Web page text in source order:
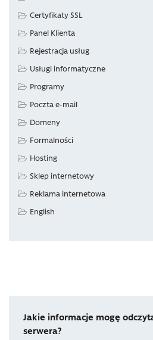
Certyfikaty SSL
Panel Klienta
Rejestracja usług
Usługi informatyczne
Programy
Poczta e-mail
Domeny
Formalności
Hosting
Sklep internetowy
Reklama internetowa
English
Jakie informacje mogę
serwera?